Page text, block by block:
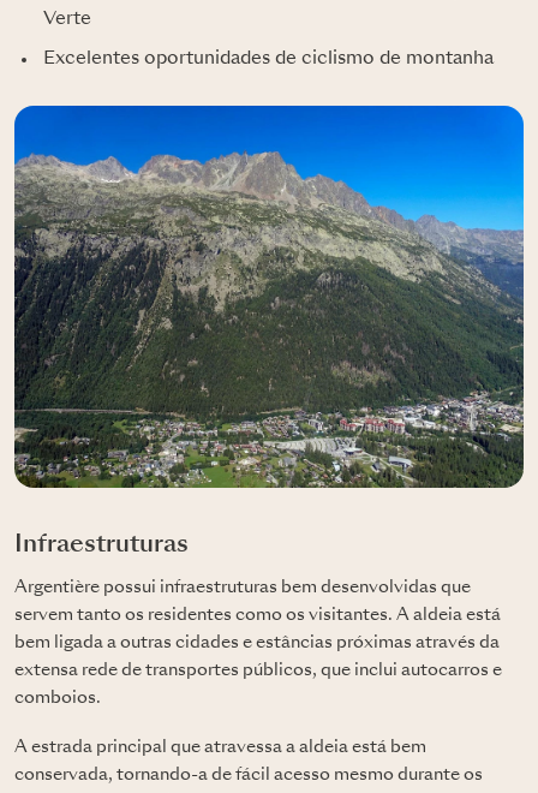
Verte
Excelentes oportunidades de ciclismo de montanha
Infraestruturas
Argentière possui infraestruturas bem desenvolvidas que
servem tanto os residentes como os visitantes. A aldeia está
bem ligada a outras cidades e estâncias próximas através da
extensa rede de transportes públicos, que inclui autocarros e
comboios.
A estrada principal que atravessa a aldeia está bem
conservada, tornando-a de fácil acesso mesmo durante os